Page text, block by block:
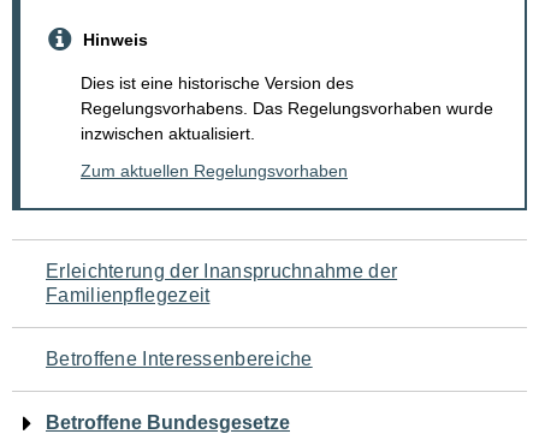
Hinweis
Dies ist eine historische Version des
Regelungsvorhabens. Das Regelungsvorhaben wurde
inzwischen aktualisiert.
Zum aktuellen Regelungsvorhaben
Navigation
für
den
Seiteninhalt
Erleichterung der Inanspruchnahme der
Familienpflegezeit
Betroffene Interessenbereiche
Betroffene Bundesgesetze